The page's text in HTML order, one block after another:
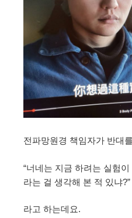
전파망원경 책임자가 반대
“너네는 지금 하려는 실험
라는 걸 생각해 본 적 있냐?”
라고 하는데요.